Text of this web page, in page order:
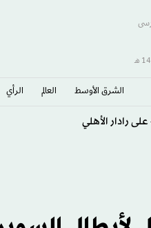
الشرق الأوسط​ العالم الرأي
بثلاثية نظيفة وديّاً في جاكرتا